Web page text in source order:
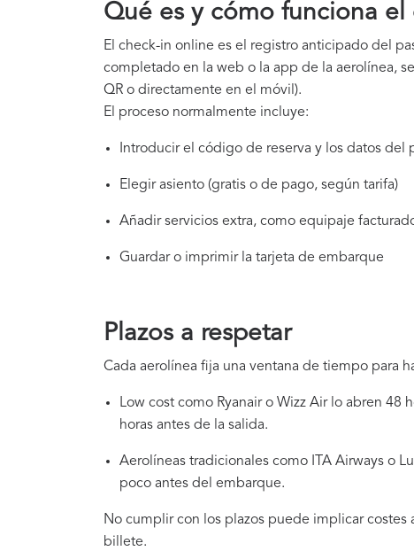
Qué es y cómo funciona el
El check-in online es el registro anticipado del
completado en la web o la app de la aerolínea,
QR o directamente en el móvil).
El proceso normalmente incluye:
Introducir el código de reserva y los datos del
Elegir asiento (gratis o de pago, según tarifa)
Añadir servicios extra, como equipaje
Guardar o imprimir la tarjeta de embarque
Plazos a respetar
Cada aerolínea fija una ventana de tiempo para
Low cost como Ryanair o Wizz Air lo abren 48
horas antes de la salida.
Aerolíneas tradicionales como ITA Airways o
poco antes del embarque.
No cumplir con los plazos puede implicar
billete.